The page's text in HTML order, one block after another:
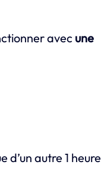
avec une
d’un autre 1 heure